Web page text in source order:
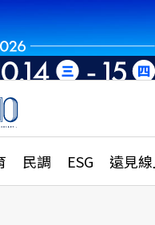
界重組・洞見
民調 ESG 遠見
、職涯攻略
政調查全解析